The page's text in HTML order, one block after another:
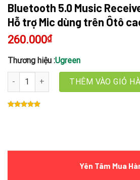
Bluetooth 5.0 Music
Hỗ trợ Mic dùng trên Ôtô
260.000₫
Thương hiệu :Ugreen
Bluetooth 5.0 Music Receiver Ugreen
THÊM VÀO GIỎ
Yên Tâm Mua